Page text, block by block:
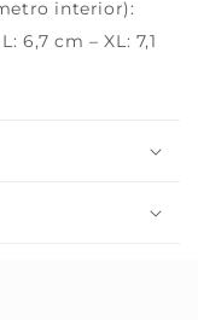
interior):
6,7 cm – XL: 7,1